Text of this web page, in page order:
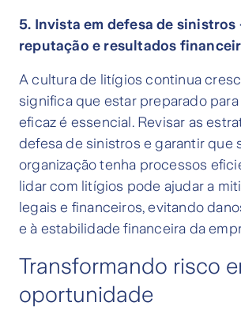
5. Invista em defesa de sinistros
reputação e resultados
A cultura de litígios continua
significa que estar preparado
eficaz é essencial. Revisar as
defesa de sinistros e garantir que
organização tenha processos
lidar com litígios pode ajudar a
legais e financeiros, evitando
e à estabilidade financeira da
Transformando risco
oportunidade